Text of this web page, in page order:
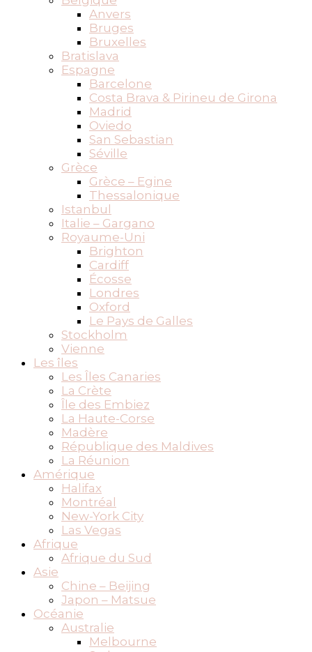
Anvers
Bruges
Bruxelles
Bratislava
Espagne
Barcelone
Costa Brava & Pirineu de Girona
Madrid
Oviedo
San Sebastian
Séville
Grèce
Grèce – Egine
Thessalonique
Istanbul
Italie – Gargano
Royaume-Uni
Brighton
Cardiff
Écosse
Londres
Oxford
Le Pays de Galles
Stockholm
Vienne
Les îles
Les Îles Canaries
La Crète
Île des Embiez
La Haute-Corse
Madère
République des Maldives
La Réunion
Amérique
Halifax
Montréal
New-York City
Las Vegas
Afrique
Afrique du Sud
Asie
Chine – Beijing
Japon – Matsue
Océanie
Australie
Melbourne